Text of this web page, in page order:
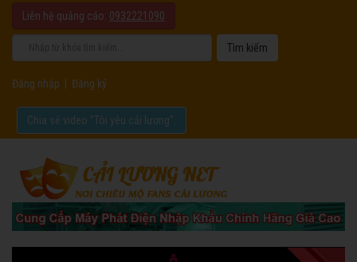
Liên hệ quảng cáo: 0932221090
Đăng nhập Đăng ký
Chia sẻ video "Tôi yêu cải lương".